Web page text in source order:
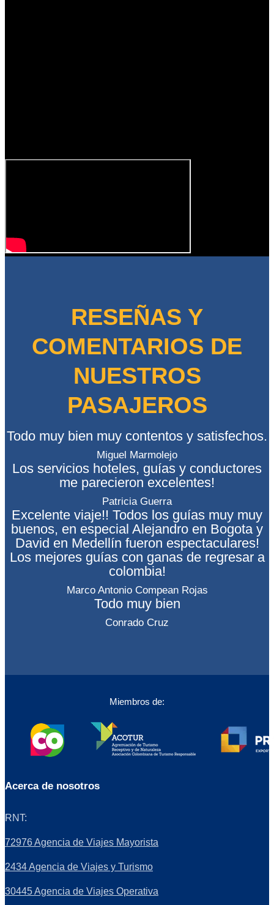
RESEÑAS Y
COMENTARIOS DE
NUESTROS
PASAJEROS
Todo muy bien muy contentos y satisfechos.
Miguel Marmolejo
Los servicios hoteles, guías y conductores
me parecieron excelentes!
Patricia Guerra
Excelente viaje!! Todos los guías muy muy
buenos, en especial Alejandro en Bogota y
David en Medellín fueron espectaculares!
Los mejores guías con ganas de regresar a
colombia!
Marco Antonio Compean Rojas
Todo muy bien
Conrado Cruz
Miembros de:
Acerca de nosotros
RNT:
72976 Agencia de Viajes Mayorista
2434 Agencia de Viajes y Turismo
30445 Agencia de Viajes Operativa